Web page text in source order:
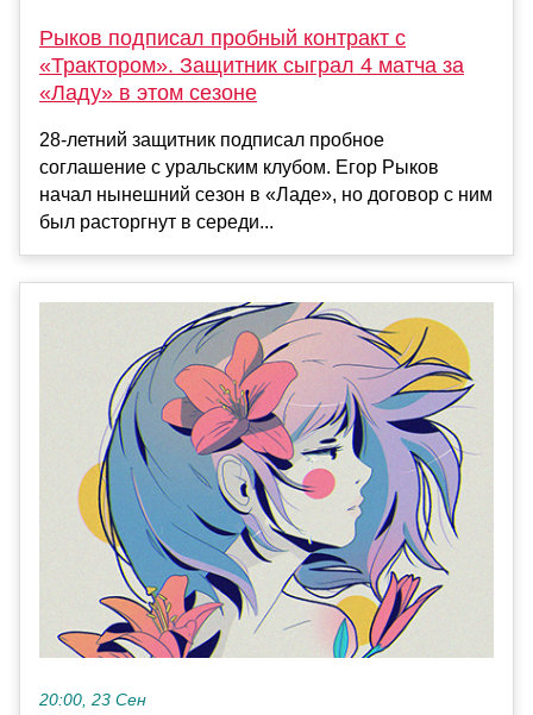
Рыков подписал пробный контракт с
«Трактором». Защитник сыграл 4 матча за
«Ладу» в этом сезоне
28-летний защитник подписал пробное
соглашение с уральским клубом. Егор Рыков
начал нынешний сезон в «Ладе», но договор с ним
был расторгнут в середи...
20:00, 23 Сен